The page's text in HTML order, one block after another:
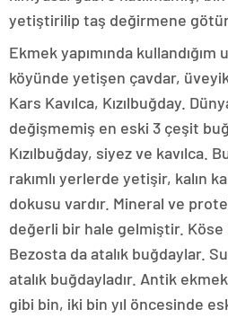
yetiştirilip taş değirmene
Ekmek yapımında kullandığım
köyünde yetişen çavdar,
Kars Kavılca, Kızılbuğday.
değişmemiş en eski 3 çeşit
Kızılbuğday, siyez ve kavılca.
rakımlı yerlerde yetişir, kalın
dokusu vardır. Mineral ve
değerli bir hale gelmiştir.
Bezosta da atalık buğdaylar.
atalık buğdayladır. Antik
gibi bin, iki bin yıl öncesinde